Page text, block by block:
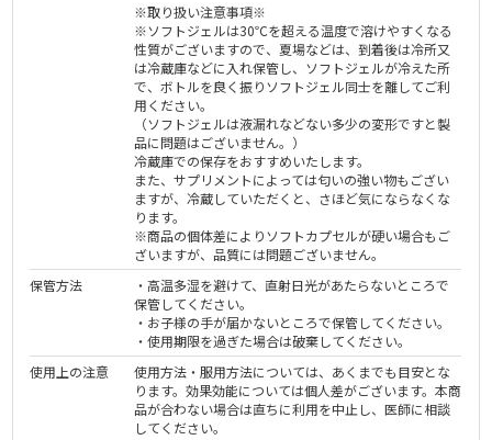
※取り扱い注意事項※
※ソフトジェルは30℃を超える温度で溶けやすくなる
性質がございますので、夏場などは、到着後は冷所又
は冷蔵庫などに入れ保管し、ソフトジェルが冷えた所
で、ボトルを良く振りソフトジェル同士を離してご利
用ください。
（ソフトジェルは液漏れなどない多少の変形ですと製
品に問題はございません。）
冷蔵庫での保存をおすすめいたします。
また、サプリメントによっては匂いの強い物もござい
ますが、冷蔵していただくと、さほど気にならなくな
ります。
※商品の個体差によりソフトカプセルが硬い場合もご
ざいますが、品質には問題ございません。
保管方法
・高温多湿を避けて、直射日光があたらないところで
保管してください。
・お子様の手が届かないところで保管してください。
・使用期限を過ぎた場合は破棄してください。
使用上の注意
使用方法・服用方法については、あくまでも目安とな
ります。効果効能については個人差がございます。本商
品が合わない場合は直ちに利用を中止し、医師に相談
してください。